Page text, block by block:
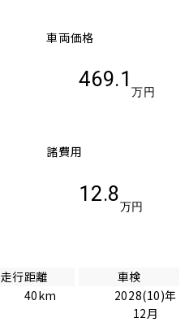
車両価格
469.1
万円
諸費用
12.8
万円
走行距離
40km
車検
2028(10)年
12月